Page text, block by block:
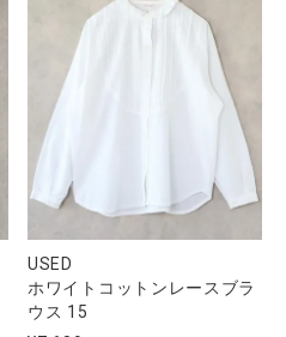
USED
ホワイトコットンレースブラ
ウス 15